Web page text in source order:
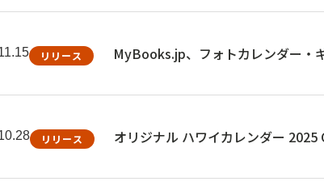
リリース MyBooks.jp、フォトカレンダー・
リリース オリジナル ハワイカレンダー